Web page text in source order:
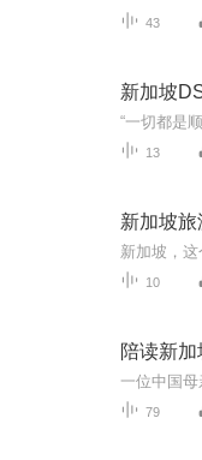
43
新加坡
13
新加坡旅
10
79